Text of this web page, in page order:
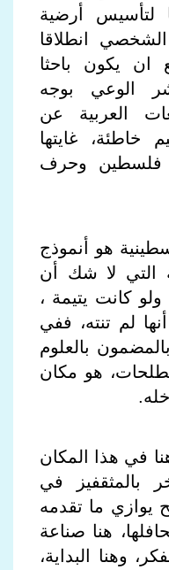
لتأسيس أرضية
انطلاقا
ان يكون باحثا
الوعي بوجه
العربية عن
خاطئة، غايتها
فلسطين وحرف
هو أنموذج
التي لا شك أن
كانت يتيمة ،
لم تنته، ففي
بالعلوم
هو مكان
.
في هذا المكان
بالمثقفيز في
يوازي ما تقدمه
هنا صناعة
وهنا البداية،